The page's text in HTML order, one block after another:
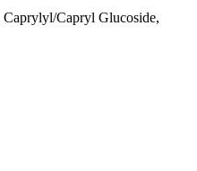
Capryl Glucoside,